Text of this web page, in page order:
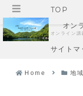
TOP
オン
オンライン
サイト
Home 地
メニュー